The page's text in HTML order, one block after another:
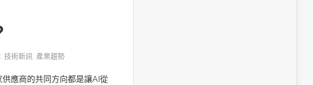
技術新訊 產業趨勢
應商的共同方向都是讓AI從